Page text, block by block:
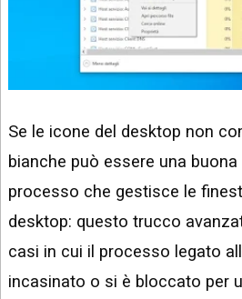
Se le icone del desktop non
bianche può essere una buona
processo che gestisce le
desktop: questo trucco
casi in cui il processo legato
incasinato o si è bloccato per